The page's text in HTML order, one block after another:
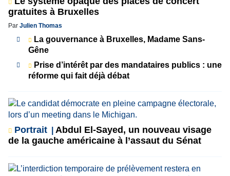
gratuites à Bruxelles
Par Julien Thomas
La gouvernance à Bruxelles, Madame Sans-
Gêne
Prise d’intérêt par des mandataires publics : une
réforme qui fait déjà débat
Portrait
Abdul El-Sayed, un nouveau visage
de la gauche américaine à l’assaut du Sénat